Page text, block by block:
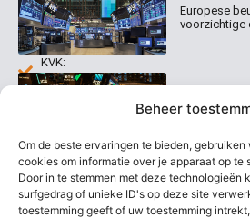
Beheer
Om de beste ervaringen te bieden,
cookies om informatie over je apparaat op te
Door in te stemmen met deze technologieën
surfgedrag of unieke ID's op deze site
toestemming geeft of uw toestemming
Contact
Welk
abonnement
kiezen
0020
info@beurstrader.nl
KVK:
99197022
Europese
voorzichtige
Europese
AEX nadert
niveau ooit